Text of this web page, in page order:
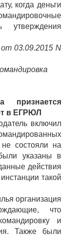
когда деньги
03.09.2015 N
признается
в ЕГРЮЛ
включил
не состояли на
указаны в
действия
такой
организация
что
и
Также были